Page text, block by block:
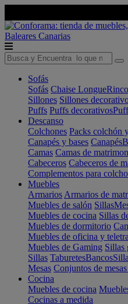
Baleares Canarias
Sofás
Sofás Chaise Longue
Sillones Sillones
Puffs Puffs decorativos
Descanso
Colchones Packs colchón
Canapés y bases Canapés
Camas Camas de
Cabeceros Cabeceros de
Complementos para
Muebles
Armarios Armarios de
Muebles de salón Sillas
Muebles de cocina Sillas
Muebles de dormitorio
Muebles de oficina y
Muebles de Gaming Sillas
Sillas TaburetesBancos
Mesas Conjuntos de
Cocina
Muebles de cocina
Cocinas a medida